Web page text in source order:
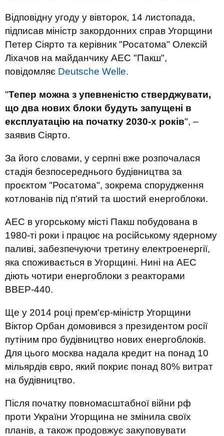
Відповідну угоду у вівторок, 14 листопада,
підписав міністр закордонних справ Угорщини
Петер Сіярто та керівник "Росатома" Олексій
Ліхачов на майданчику АЕС "Пакш",
повідомляє Deutsche Welle.
"Тепер можна з упевненістю стверджувати,
що два нових блоки будуть запущені в
експлуатацію на початку 2030-х років", –
заявив Сіярто.
За його словами, у серпні вже розпочалася
стадія безпосереднього будівництва за
проєктом "Росатома", зокрема спорудження
котлованів під п'ятий та шостий енергоблоки.
АЕС в угорському місті Пакш побудована в
1980-ті роки і працює на російському ядерному
паливі, забезпечуючи третину електроенергії,
яка споживається в Угорщині. Нині на АЕС
діють чотири енергоблоки з реакторами
ВВЕР-440.
Ще у 2014 році прем'єр-міністр Угорщини
Віктор Орбан домовився з президентом росії
путіним про будівництво нових енергоблоків.
Для цього москва надала кредит на понад 10
мільярдів євро, який покриє понад 80% витрат
на будівництво.
Після початку повномасштабної війни рф
проти України Угорщина не змінила своїх
планів, а також продовжує закуповувати